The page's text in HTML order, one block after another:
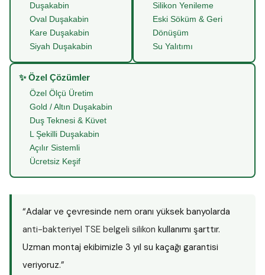
Duşakabin
Oval Duşakabin
Kare Duşakabin
Siyah Duşakabin
Silikon Yenileme
Eski Söküm & Geri
Dönüşüm
Su Yalıtımı
✨ Özel Çözümler
Özel Ölçü Üretim
Gold / Altın Duşakabin
Duş Teknesi & Küvet
L Şekilli Duşakabin
Açılır Sistemli
Ücretsiz Keşif
“Adalar ve çevresinde nem oranı yüksek banyolarda
anti-bakteriyel TSE belgeli silikon kullanımı şarttır.
Uzman montaj ekibimizle 3 yıl su kaçağı garantisi
veriyoruz.”